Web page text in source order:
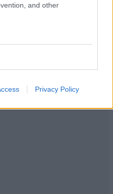
and other
Privacy Policy
τις ειδήσεις